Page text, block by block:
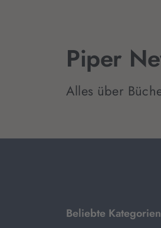
Piper
Alles über
Beliebte Kategorien